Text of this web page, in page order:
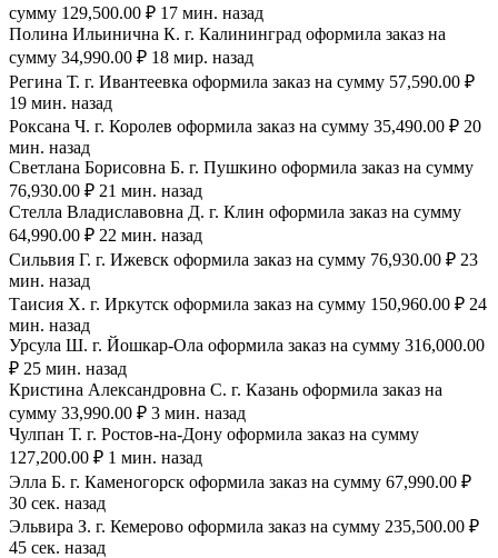
сумму 129,500.00 ₽ 17 мин. назад
Полина Ильинична К. г. Калининград оформила заказ на
сумму 34,990.00 ₽ 18 мир. назад
Регина Т. г. Ивантеевка оформила заказ на сумму 57,590.00 ₽
19 мин. назад
Роксана Ч. г. Королев оформила заказ на сумму 35,490.00 ₽ 20
мин. назад
Светлана Борисовна Б. г. Пушкино оформила заказ на сумму
76,930.00 ₽ 21 мин. назад
Стелла Владиславовна Д. г. Клин оформила заказ на сумму
64,990.00 ₽ 22 мин. назад
Сильвия Г. г. Ижевск оформила заказ на сумму 76,930.00 ₽ 23
мин. назад
Таисия Х. г. Иркутск оформила заказ на сумму 150,960.00 ₽ 24
мин. назад
Урсула Ш. г. Йошкар-Ола оформила заказ на сумму 316,000.00
₽ 25 мин. назад
Кристина Александровна С. г. Казань оформила заказ на
сумму 33,990.00 ₽ 3 мин. назад
Чулпан Т. г. Ростов-на-Дону оформила заказ на сумму
127,200.00 ₽ 1 мин. назад
Элла Б. г. Каменогорск оформила заказ на сумму 67,990.00 ₽
30 сек. назад
Эльвира З. г. Кемерово оформила заказ на сумму 235,500.00 ₽
45 сек. назад